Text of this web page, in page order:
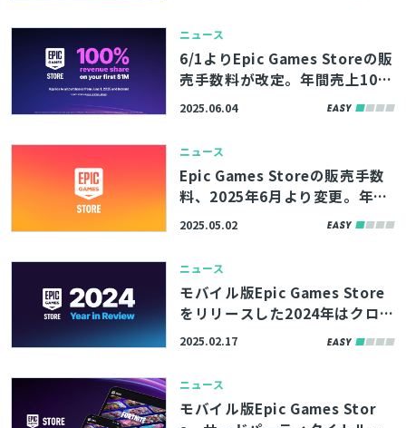
ニュース
6/1よりEpic Games Storeの販
売手数料が改定。年間売上100
万ドル以下のタイトルは手数料
2025.06.04
ニュース
Epic Games Storeの販売手数
料、2025年6月より変更。年間
売上100万ドル以下なら手数料
2025.05.02
ニュース
モバイル版Epic Games Store
をリリースした2024年はクロス
プラットフォームアカウント総
2025.02.17
ニュース
モバイル版Epic Games Stor
とじる
検索